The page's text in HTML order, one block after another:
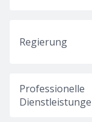
Regierung
Professionelle